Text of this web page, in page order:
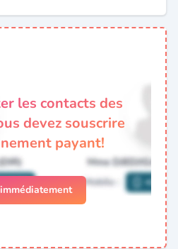
les contacts des
devez souscrire
payant!